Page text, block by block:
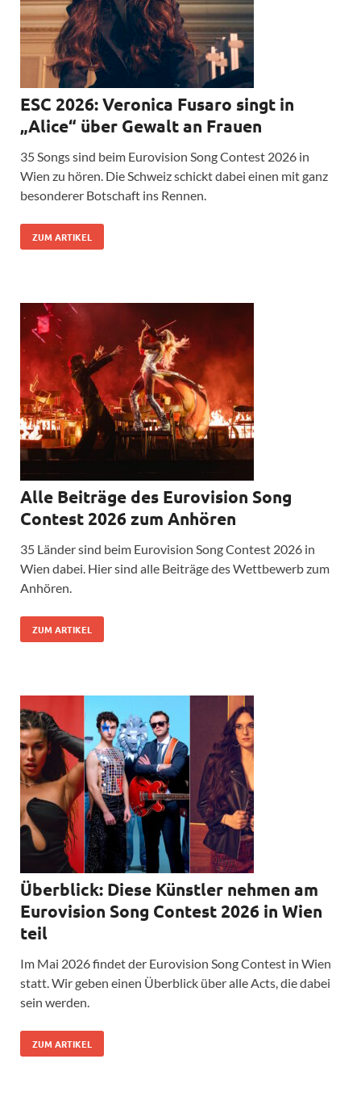
ESC 2026: Veronica Fusaro singt in
„Alice“ über Gewalt an Frauen
35 Songs sind beim Eurovision Song Contest 2026 in
Wien zu hören. Die Schweiz schickt dabei einen mit ganz
besonderer Botschaft ins Rennen.
ZUM ARTIKEL
Alle Beiträge des Eurovision Song
Contest 2026 zum Anhören
35 Länder sind beim Eurovision Song Contest 2026 in
Wien dabei. Hier sind alle Beiträge des Wettbewerb zum
Anhören.
ZUM ARTIKEL
Überblick: Diese Künstler nehmen am
Eurovision Song Contest 2026 in Wien
teil
Im Mai 2026 findet der Eurovision Song Contest in Wien
statt. Wir geben einen Überblick über alle Acts, die dabei
sein werden.
ZUM ARTIKEL